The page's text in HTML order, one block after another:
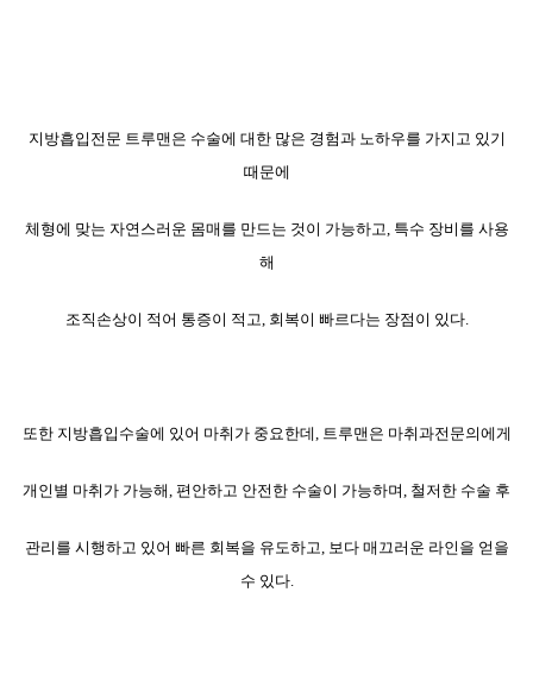
지방흡입전문 트루맨은 수술에 대한 많은 경험과 노하우를 가지고 있기
때문에
체형에 맞는 자연스러운 몸매를 만드는 것이 가능하고, 특수 장비를 사용
해
조직손상이 적어 통증이 적고, 회복이 빠르다는 장점이 있다.
또한 지방흡입수술에 있어 마취가 중요한데, 트루맨은 마취과전문의에게
개인별 마취가 가능해, 편안하고 안전한 수술이 가능하며, 철저한 수술 후
관리를 시행하고 있어 빠른 회복을 유도하고, 보다 매끄러운 라인을 얻을
수 있다.